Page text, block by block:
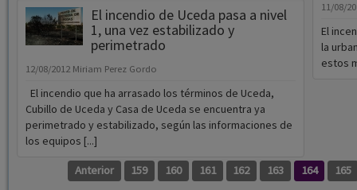
El incendio de Uceda pasa a nivel
1, una vez estabilizado y
perimetrado
12/08/2012 Miriam Perez Gordo
El incendio que ha arrasado los términos de Uceda,
Cubillo de Uceda y Casa de Uceda se encuentra ya
perimetrado y estabilizado, según las informaciones de
los equipos [...]
11/08/
El
la
estos
Anterior 159 160 161 162 163 164 165